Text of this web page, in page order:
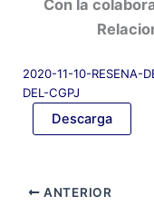
Con la
2020-11-10-RESENA-
DEL-CGPJ
Descarga
ANTERIOR